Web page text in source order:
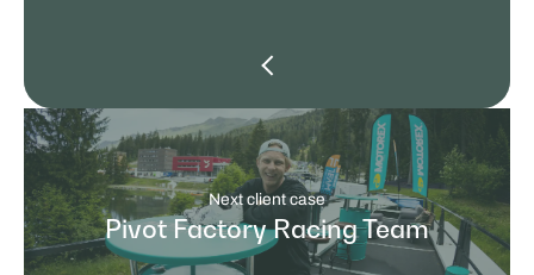
Next client case
Pivot Factory Racing Team